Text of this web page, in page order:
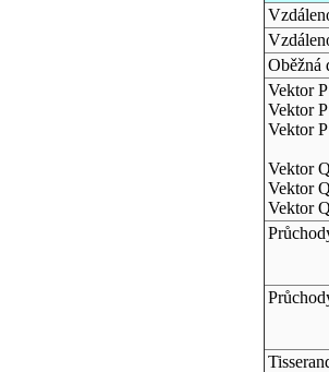
Oběžná
Vektor
Vektor
Vektor
Vektor
Vektor
Vektor